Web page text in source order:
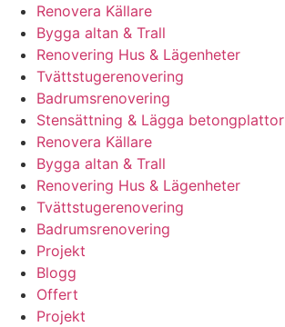
Renovera Källare
Bygga altan & Trall
Renovering Hus & Lägenheter
Tvättstugerenovering
Badrumsrenovering
Stensättning & Lägga betongplattor
Renovera Källare
Bygga altan & Trall
Renovering Hus & Lägenheter
Tvättstugerenovering
Badrumsrenovering
Projekt
Blogg
Offert
Projekt